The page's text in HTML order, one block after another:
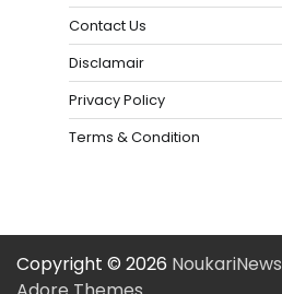
Contact Us
Disclamair
Privacy Policy
Terms & Condition
Copyright © 2026 NoukariNews